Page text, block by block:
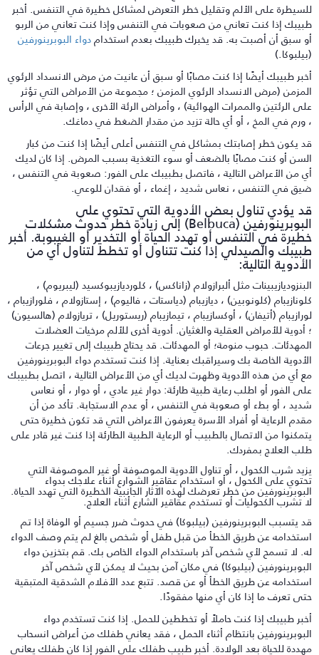
على الألم وتقليل خطر التعرض لمشاكل خطيرة في التنفس. أخبر
إذا كنت تعاني من صعوبات في التنفس وإذا كنت تعاني من الربو
سبق أن أصبت به. قد يخبرك طبيبك بعدم استخدامدواء البوبرينورفين
طبيبك أيضًا إذا كنت مصابًا أو سبق أن عانيت من مرض الانسداد الرئوي
(مرض الانسداد الرئوي المزمن ؛ مجموعة من الأمراض التي تؤثر
الرئتين والممرات الهوائية) ، وأمراض الرئة الأخرى ، وإصابة في الرأس
ورم في المخ ، أو أي حالة تزيد من مقدار الضغط في دماغك.
يكون خطر إصابتك بمشاكل في التنفس أعلى أيضًا إذا كنت من كبار
أو كنت مصابًا بالضعف أو سوء التغذية بسبب المرض. إذا كان لديك
من الأعراض التالية ، فاتصل بطبيبك على الفور: صعوبة في التنفس ،
في التنفس ، نعاس شديد ، إغماء ، أو فقدان للوعي.
يؤدي تناول بعض الأدوية التي تحتوي على
البوبرينورفين (Belbuca) إلى زيادة خطر حدوث مشكلات
في التنفس أو تهدد الحياة أو التخدير أو الغيبوبة. أخبر
والصيدلي إذا كنت تتناول أو تخطط لتناول أي من
التالية:
مثل ألبرازولام (زاناكس) ، كلورديازيبوكسيد (ليبريوم) ،
(كلونوبين) ، ديازيبام (دياستات ، فاليوم) ، إستازولام ، فلورازيبام ،
(أتيفان) ، أوكسازيبام ، تيمازيبام (ريستوريل) ، تريازولام (هالسيون)
أدوية للأمراض العقلية والغثيان. أدوية أخرى للألم مرخيات العضلات
حبوب منومة؛ أو المهدئات. قد يحتاج طبيبك إلى تغيير جرعات
الخاصة بك وسيراقبك بعناية. إذا كنت تستخدم دواء البوبرينورفين
أي من هذه الأدوية وظهرت لديك أي من الأعراض التالية ، اتصل بطبيبك
الفور أو اطلب رعاية طبية طارئة: دوار غير عادي ، أو دوار ، أو نعاس
، أو بطء أو صعوبة في التنفس ، أو عدم الاستجابة. تأكد من أن
الرعاية أو أفراد الأسرة يعرفون الأعراض التي قد تكون خطيرة حتى
من الاتصال بالطبيب أو الرعاية الطبية الطارئة إذا كنت غير قادر على
العلاج بمفردك.
شرب الكحول ، أو تناول الأدوية الموصوفة أو غير الموصوفة التي
على الكحول ، أو استخدام عقاقير الشوارع أثناء علاجك بدواء
من خطر تعرضك لهذه الآثار الجانبية الخطيرة التي تهدد الحياة.
تشرب الكحوليات أو تستخدم عقاقير الشارع أثناء العلاج.
يتسبب البوبرينورفين (بيلبوكا) في حدوث ضرر جسيم أو الوفاة إذا تم
عن طريق الخطأ من قبل طفل أو شخص بالغ لم يتم وصف الدواء
لا تسمح لأي شخص آخر باستخدام الدواء الخاص بك. قم بتخزين دواء
(بيلبوكا) في مكان آمن بحيث لا يمكن لأي شخص آخر
عن طريق الخطأ أو عن قصد. تتبع عدد الأفلام الشدقية المتبقية
تعرف ما إذا كان أي منها مفقودًا.
طبيبك إذا كنت حاملاً أو تخططين للحمل. إذا كنت تستخدم دواء
بانتظام أثناء الحمل ، فقد يعاني طفلك من أعراض انسحاب
للحياة بعد الولادة. أخبر طبيب طفلك على الفور إذا كان طفلك يعاني